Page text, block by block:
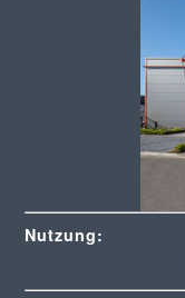
Nutzung: